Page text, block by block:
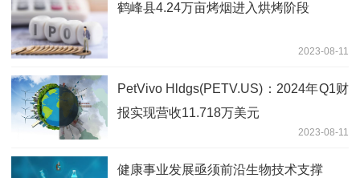
鹤峰县4.24万亩烤烟进入烘烤阶段
2023-08-11
PetVivo Hldgs(PETV.US)：2024年Q1财
报实现营收11.718万美元
2023-08-11
健康事业发展亟须前沿生物技术支撑